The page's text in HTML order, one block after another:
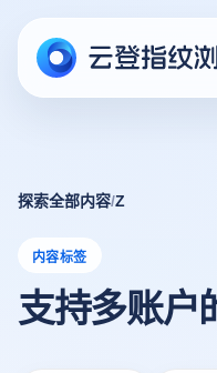
探索全部内容/Z
内容标签
支持多账户